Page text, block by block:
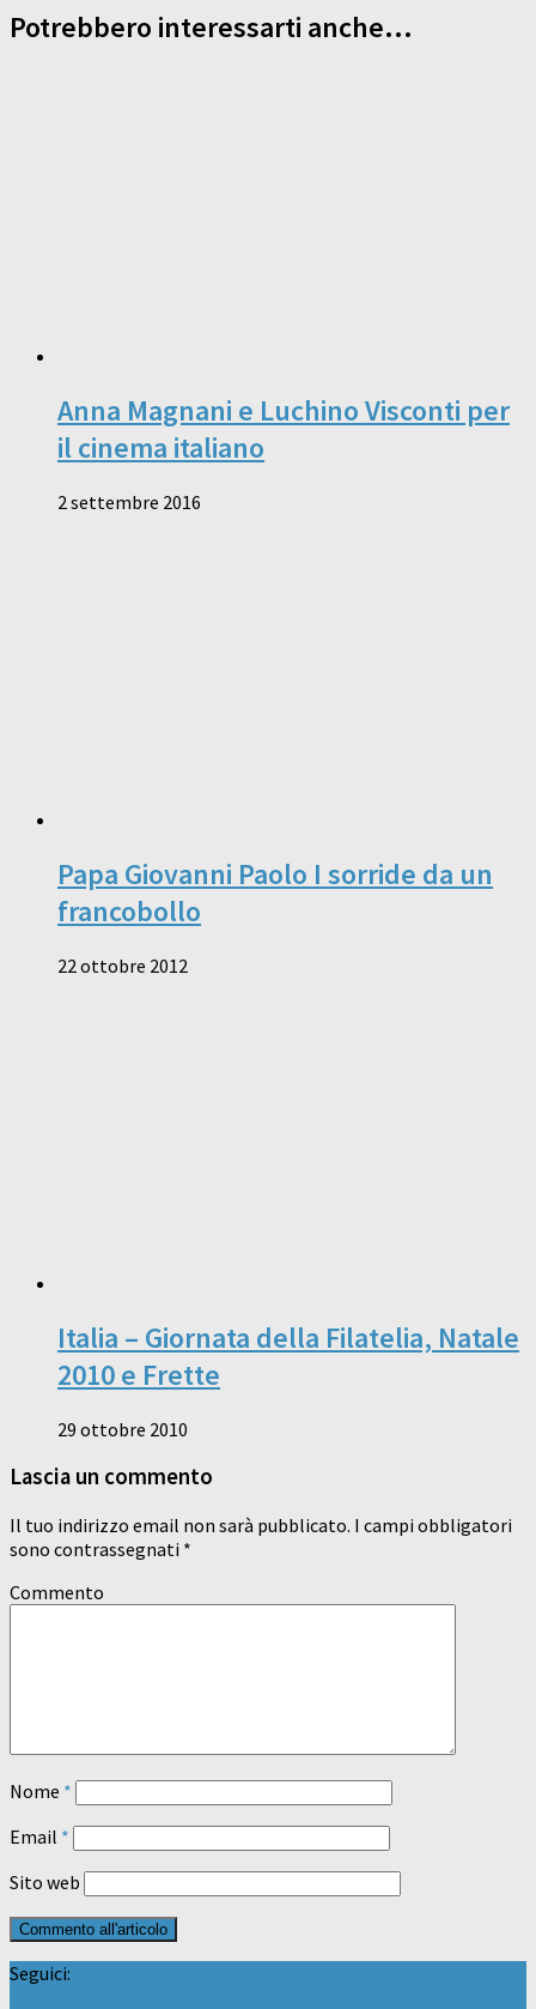
Potrebbero interessarti anche...
Anna Magnani e Luchino Visconti per
il cinema italiano
2 settembre 2016
Papa Giovanni Paolo I sorride da un
francobollo
22 ottobre 2012
Italia – Giornata della Filatelia, Natale
2010 e Frette
29 ottobre 2010
Lascia un commento
Il tuo indirizzo email non sarà pubblicato. I campi obbligatori
sono contrassegnati *
Commento
Nome *
Email *
Sito web
Seguici: